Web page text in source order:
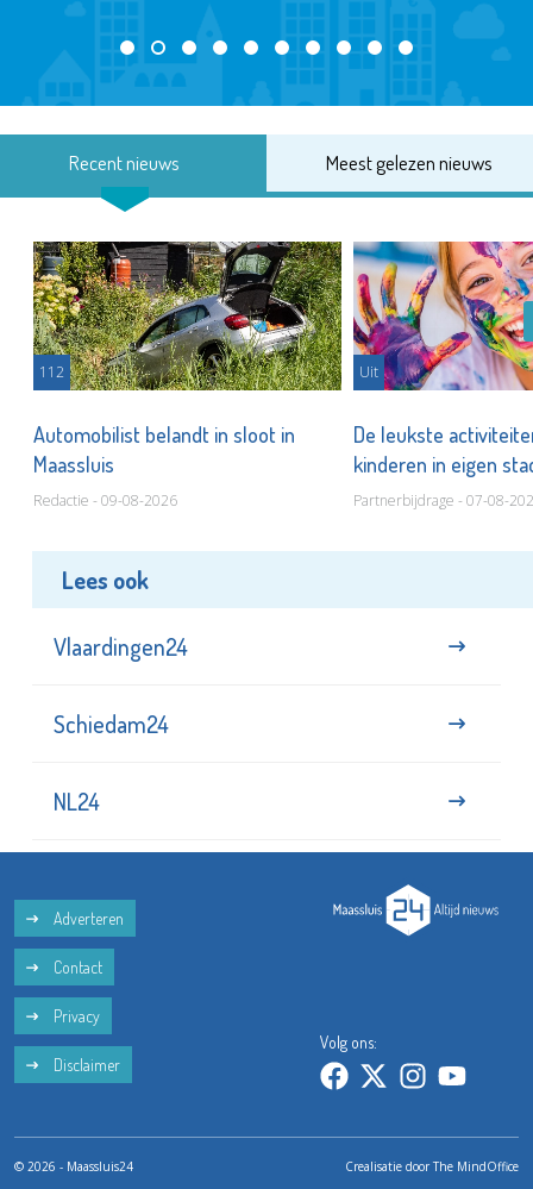
Recent nieuws Meest gelezen nieuws
112
Automobilist belandt in sloot in
Maassluis
Redactie - 09-08-2026
Uit
De leukste
kinderen in eigen
Partnerbijdrage - 07-08-
Lees ook
Vlaardingen24
Schiedam24
NL24
Adverteren
Contact
Privacy
Disclaimer
Volg ons:
© 2026 - Maassluis24 Crealisatie doorThe MindOffice